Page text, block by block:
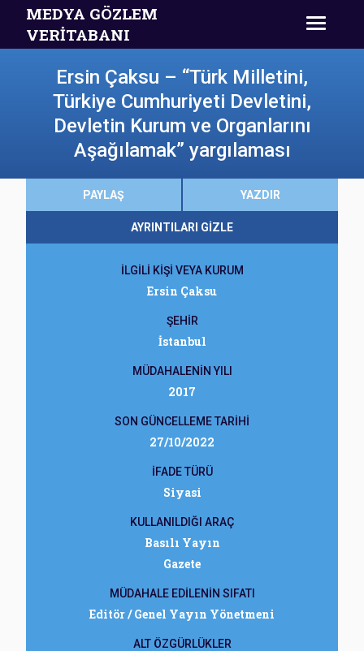
MEDYA GÖZLEM
VERİTABANI
Ersin Çaksu – “Türk Milletini,
Türkiye Cumhuriyeti Devletini,
Devletin Kurum ve Organlarını
Aşağılamak” yargılaması
PAYLAŞ YAZDIR
AYRINTILARI GİZLE
İLGİLİ KİŞİ VEYA KURUM
Ersin Çaksu
ŞEHİR
İstanbul
MÜDAHALENİN YILI
2017
SON GÜNCELLEME TARİHİ
27/10/2022
İFADE TÜRÜ
Siyasi
KULLANILDIĞI ARAÇ
Basılı Yayın
Gazete
MÜDAHALE EDİLENİN SIFATI
Editör / Genel Yayın Yönetmeni
ALT ÖZGÜRLÜKLER